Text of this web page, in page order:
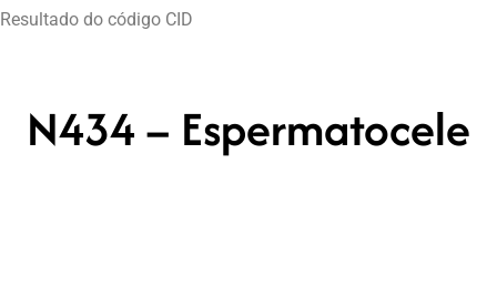
Resultado do código CID
N434 – Espermatocele